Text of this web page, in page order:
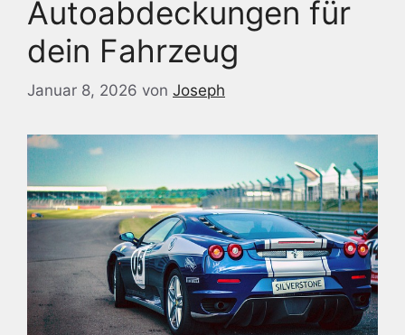
Autoabdeckungen für
dein Fahrzeug
Januar 8, 2026 von Joseph